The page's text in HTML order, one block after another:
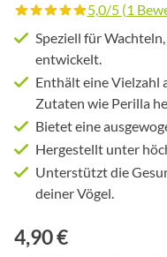
Durchschnittliche Bewertung von 5 von 5 Sternen
5,0/5 (1
Speziell für
entwickelt.
Enthält eine Vielzahl
Zutaten wie Perilla
Bietet eine
Hergestellt unter
Unterstützt die
deiner Vögel.
4,90 €